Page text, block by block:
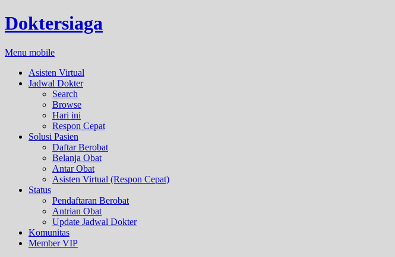
Doktersiaga
Menu mobile
Asisten Virtual
Jadwal Dokter
Search
Browse
Hari ini
Respon Cepat
Solusi Pasien
Daftar Berobat
Belanja Obat
Antar Obat
Asisten Virtual (Respon Cepat)
Status
Pendaftaran Berobat
Antrian Obat
Update Jadwal Dokter
Komunitas
Member VIP